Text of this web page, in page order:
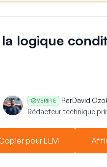
logique
VÉRIFIÉ ParDavid
Rédacteur technique
pour LLM